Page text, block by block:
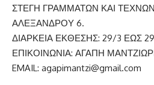
ΣΤΕΓΗ ΓΡΑΜΜΑΤΩΝ ΚΑΙ
ΑΛΕΞΑΝΔΡΟΥ 6.
ΔΙΑΡΚΕΙΑ ΕΚΘΕΣΗΣ: 29/3 ΕΩΣ
ΕΠΙΚΟΙΝΩΝΙΑ: ΑΓΑΠΗ
EMAIL: agapimantzi@gmail.com